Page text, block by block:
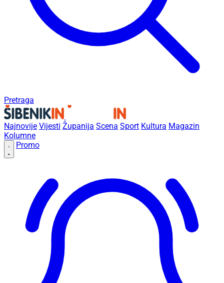
Pretraga
Najnovije Vijesti Županija Scena Sport Kultura Magazin
Kolumne
Promo